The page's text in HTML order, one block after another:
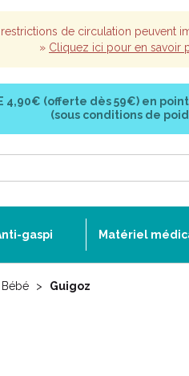
restrictions de circulation peuvent
» Cliquez ici pour en savoir
4,90€ (offerte dès 59€) en
(sous conditions de
gaspi Matériel
Bébé Guigoz